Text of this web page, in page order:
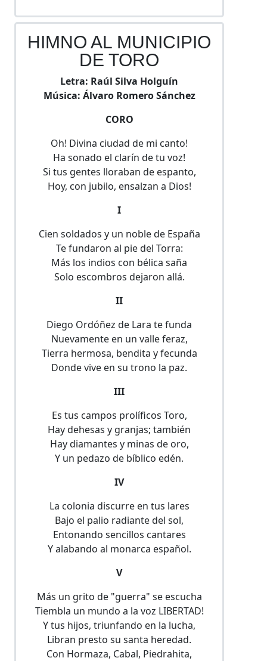
HIMNO AL MUNICIPIO
DE TORO
Letra: Raúl Silva Holguín
Música: Álvaro Romero Sánchez
CORO
Oh! Divina ciudad de mi canto!
Ha sonado el clarín de tu voz!
Si tus gentes lloraban de espanto,
Hoy, con jubilo, ensalzan a Dios!
I
Cien soldados y un noble de España
Te fundaron al pie del Torra:
Más los indios con bélica saña
Solo escombros dejaron allá.
II
Diego Ordóñez de Lara te funda
Nuevamente en un valle feraz,
Tierra hermosa, bendita y fecunda
Donde vive en su trono la paz.
III
Es tus campos prolíficos Toro,
Hay dehesas y granjas; también
Hay diamantes y minas de oro,
Y un pedazo de bíblico edén.
IV
La colonia discurre en tus lares
Bajo el palio radiante del sol,
Entonando sencillos cantares
Y alabando al monarca español.
V
Más un grito de "guerra" se escucha
Tiembla un mundo a la voz LIBERTAD!
Y tus hijos, triunfando en la lucha,
Libran presto su santa heredad.
Con Hormaza, Cabal, Piedrahita,